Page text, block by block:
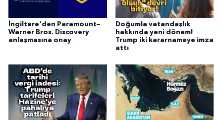
İngiltere'den Paramount–
Warner Bros. Discovery
anlaşmasına onay
Doğumla vatandaşlık
hakkında yeni dönem!
Trump iki kararnameye imza
attı